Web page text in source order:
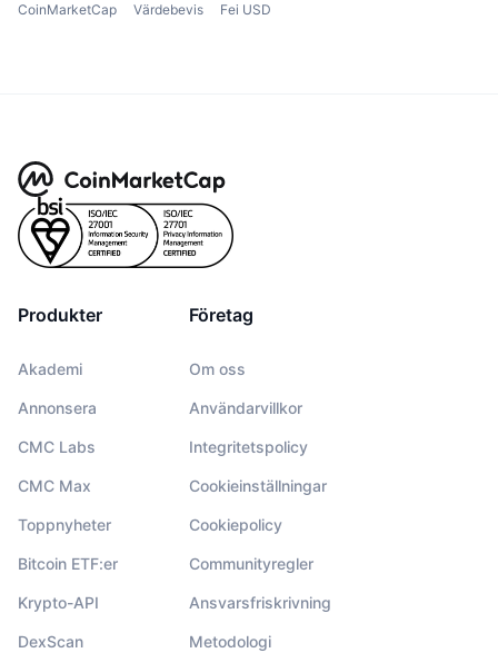
CoinMarketCap Värdebevis Fei USD
Produkter
Akademi
Annonsera
CMC Labs
CMC Max
Toppnyheter
Bitcoin ETF:er
Krypto-API
DexScan
Företag
Om oss
Användarvillkor
Integritetspolicy
Cookieinställningar
Cookiepolicy
Communityregler
Ansvarsfriskrivning
Metodologi